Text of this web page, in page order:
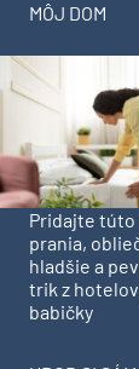
MÔJ DOM
Pridajte
prania,
hladšie a
trik z
babičky